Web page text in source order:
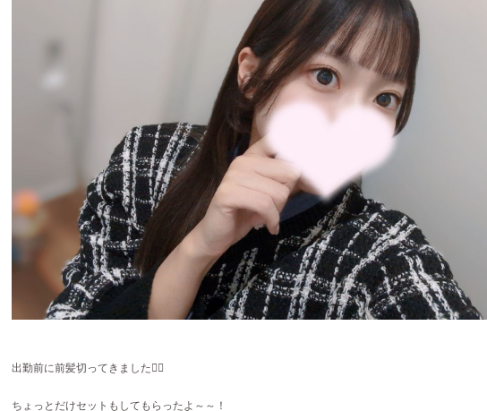
出勤前に前髪切ってきました💇‍♀️
ちょっとだけセットもしてもらったよ～～！